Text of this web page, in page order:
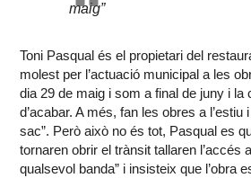
maig”
Toni Pasqual és el propietari del
molest per l’actuació municipal a les
dia 29 de maig i som a final de juny i la
d’acabar. A més, fan les obres a
sac”. Però això no és tot, Pasqual es
tornaren obrir el trànsit tallaren l’accés
qualsevol banda” i insisteix que l’obra